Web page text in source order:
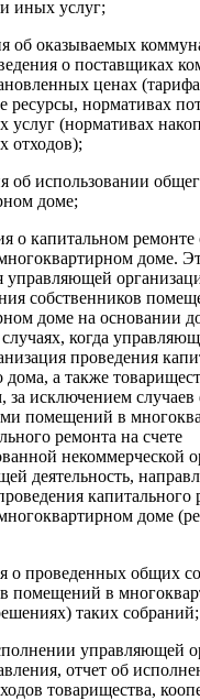
иных услуг;
об оказываемых
о поставщиках
ценах
ресурсы, нормативах
услуг (нормативах
отходов);
об использовании
доме;
о капитальном ремонте
доме.
управляющей
собственников
доме на основании
когда
проведения
дома, а также
за исключением
помещений в
ремонта на счете
некоммерческой
деятельность,
капитального
доме
о проведенных общих
помещений в
таких собраний;
управляющей
отчет об
товарищества,